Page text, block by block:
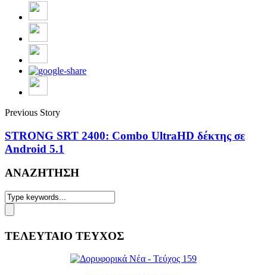
Previous Story
STRONG SRT 2400: Combo UltraHD δέκτης σε
Android 5.1
ΑΝΑΖΗΤΗΣΗ
ΤΕΛΕΥΤΑΙΟ ΤΕΥΧΟΣ